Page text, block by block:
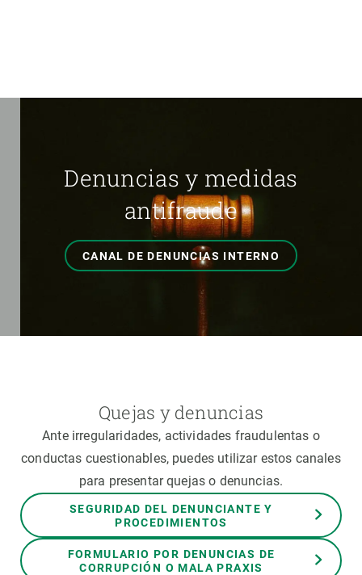
Denuncias y medidas
antifraude
CANAL DE DENUNCIAS INTERNO
Quejas y denuncias
Ante irregularidades, actividades fraudulentas o
conductas cuestionables, puedes utilizar estos canales
para presentar quejas o denuncias.
SEGURIDAD DEL DENUNCIANTE Y
PROCEDIMIENTOS
FORMULARIO POR DENUNCIAS DE
CORRUPCIÓN O MALA PRAXIS